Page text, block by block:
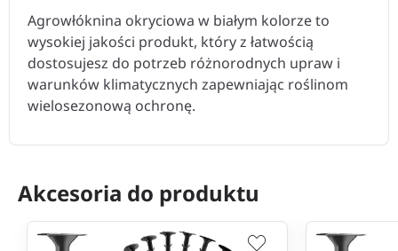
Agrowłóknina okryciowa w białym kolorze to
wysokiej jakości produkt, który z łatwością
dostosujesz do potrzeb różnorodnych upraw i
warunków klimatycznych zapewniając roślinom
wielosezonową ochronę.
Akcesoria do produktu